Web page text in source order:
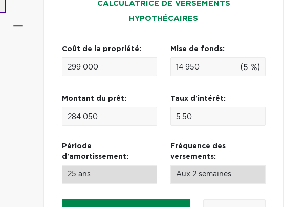
CALCULATRICE DE VERSEMENTS
HYPOTHÉCAIRES
Coût de la propriété: Mise de fonds:
(5 %)
Montant du prêt: Taux d'intérêt:
Période
d'amortissement:
Fréquence des
versements: